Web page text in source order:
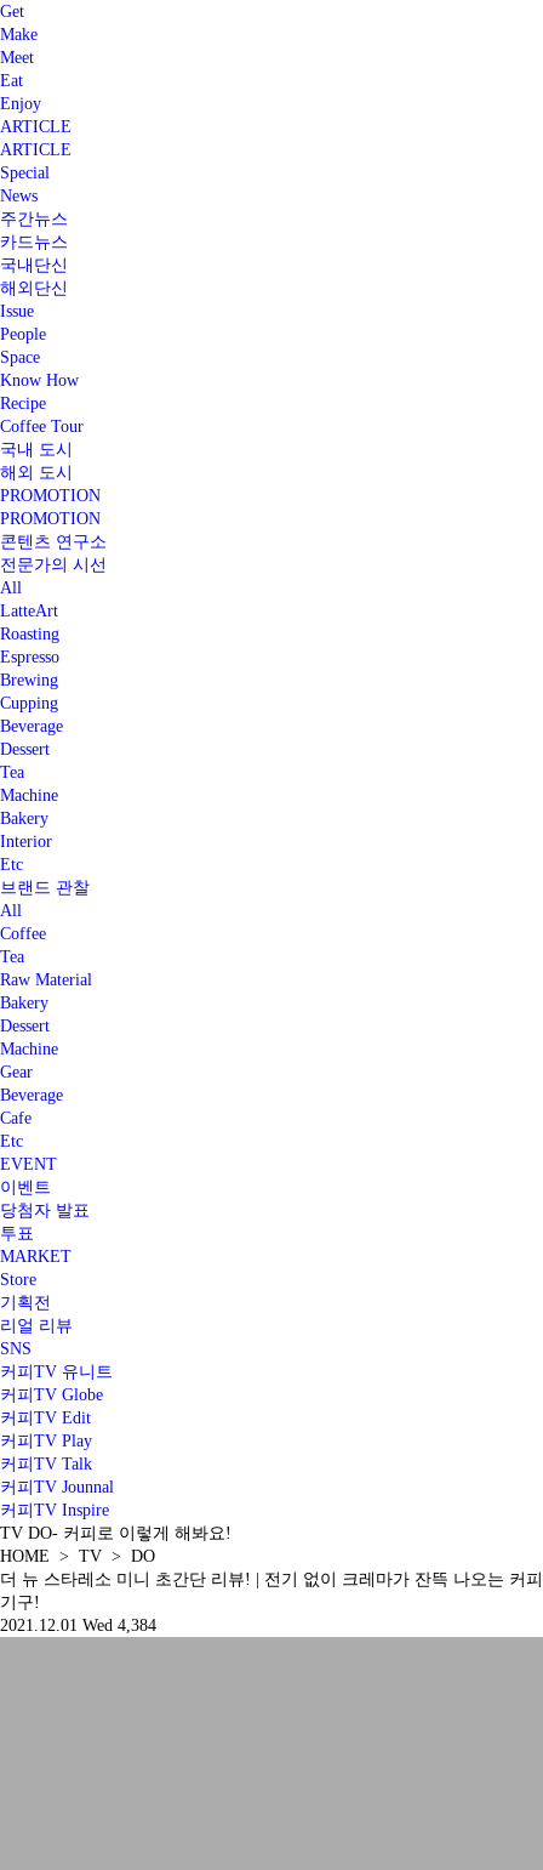
Get
Make
Meet
Eat
Enjoy
ARTICLE
ARTICLE
Special
News
주간뉴스
카드뉴스
국내단신
해외단신
Issue
People
Space
Know How
Recipe
Coffee Tour
국내 도시
해외 도시
PROMOTION
PROMOTION
콘텐츠 연구소
전문가의 시선
All
LatteArt
Roasting
Espresso
Brewing
Cupping
Beverage
Dessert
Tea
Machine
Bakery
Interior
Etc
브랜드 관찰
All
Coffee
Tea
Raw Material
Bakery
Dessert
Machine
Gear
Beverage
Cafe
Etc
EVENT
이벤트
당첨자 발표
투표
MARKET
Store
기획전
리얼 리뷰
SNS
커피TV 유니트
커피TV Globe
커피TV Edit
커피TV Play
커피TV Talk
커피TV Jounnal
커피TV Inspire
TV DO- 커피로 이렇게 해봐요!
HOME > TV > DO
더 뉴 스타레소 미니 초간단 리뷰! | 전기 없이 크레마가 잔뜩 나오는 커피
기구!
2021.12.01 Wed 4,384